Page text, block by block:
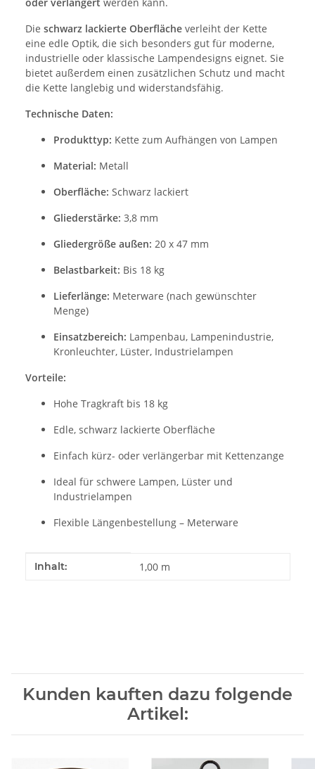
Die schwarz lackierte Oberfläche verleiht der Kette
eine edle Optik, die sich besonders gut für moderne,
industrielle oder klassische Lampendesigns eignet. Sie
bietet außerdem einen zusätzlichen Schutz und macht
die Kette langlebig und widerstandsfähig.
Technische Daten:
Produkttyp: Kette zum Aufhängen von Lampen
Material: Metall
Oberfläche: Schwarz lackiert
Gliederstärke: 3,8 mm
Gliedergröße außen: 20 x 47 mm
Belastbarkeit: Bis 18 kg
Lieferlänge: Meterware (nach gewünschter
Menge)
Einsatzbereich: Lampenbau, Lampenindustrie,
Kronleuchter, Lüster, Industrielampen
Vorteile:
Hohe Tragkraft bis 18 kg
Edle, schwarz lackierte Oberfläche
Einfach kürz- oder verlängerbar mit Kettenzange
Ideal für schwere Lampen, Lüster und
Industrielampen
Flexible Längenbestellung – Meterware
Produkteigenschaft
Wert
Inhalt: 1,00 m
Kunden kauften dazu folgende
Artikel: